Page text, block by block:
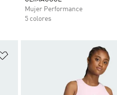
Mujer Performance
5 colores
Añadir a la lista de deseos